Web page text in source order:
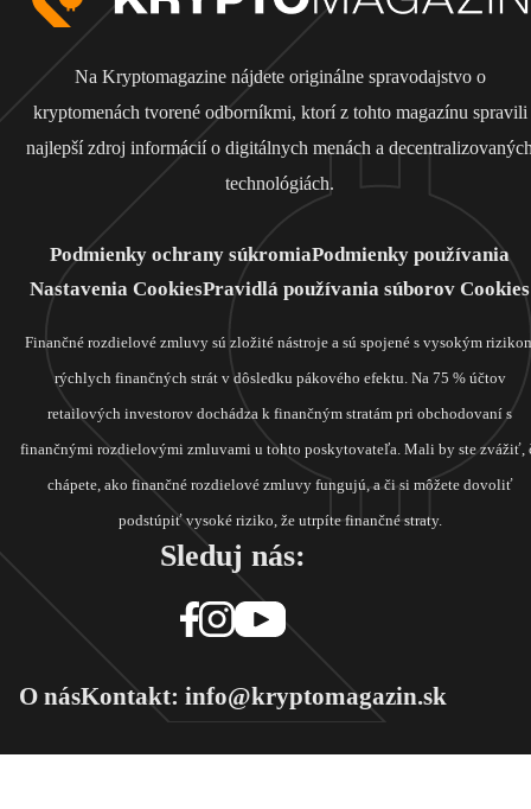
Na Kryptomagazine nájdete originálne spravodajstvo o
kryptomenách tvorené odborníkmi, ktorí z tohto magazínu spravili
najlepší zdroj informácií o digitálnych menách a
technológiách.
Podmienky ochrany súkromiaPodmienky používania
Nastavenia CookiesPravidlá používania súborov Cookies
Finančné rozdielové zmluvy sú zložité nástroje a sú spojené s vysokým
rýchlych finančných strát v dôsledku pákového efektu. Na 75 % účtov
retailových investorov dochádza k finančným stratám pri obchodovaní s
finančnými rozdielovými zmluvami u tohto poskytovateľa. Mali by ste zvážiť,
chápete, ako finančné rozdielové zmluvy fungujú, a či si môžete dovoliť
podstúpiť vysoké riziko, že utrpíte finančné straty.
Sleduj nás:
O násKontakt: info@kryptomagazin.sk